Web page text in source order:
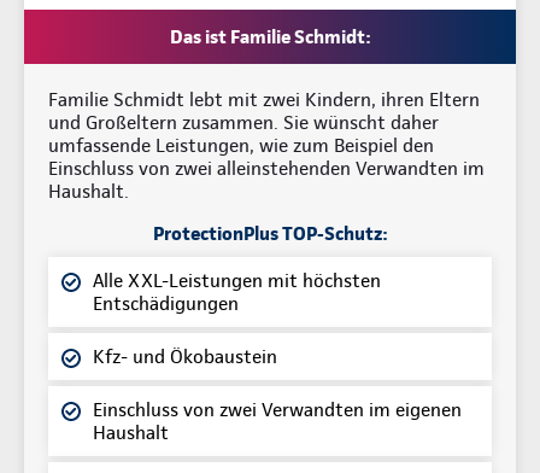
Das ist Familie Schmidt:
Familie Schmidt lebt mit zwei Kindern, ihren Eltern
und Großeltern zusammen. Sie wünscht daher
umfassende Leistungen, wie zum Beispiel den
Einschluss von zwei alleinstehenden Verwandten im
Haushalt.
ProtectionPlus TOP-Schutz:
Alle XXL-Leistungen mit höchsten
Entschädigungen
Kfz- und Ökobaustein
Einschluss von zwei Verwandten im eigenen
Haushalt